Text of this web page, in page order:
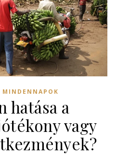
MINDENNAPOK
hatása a
vagy